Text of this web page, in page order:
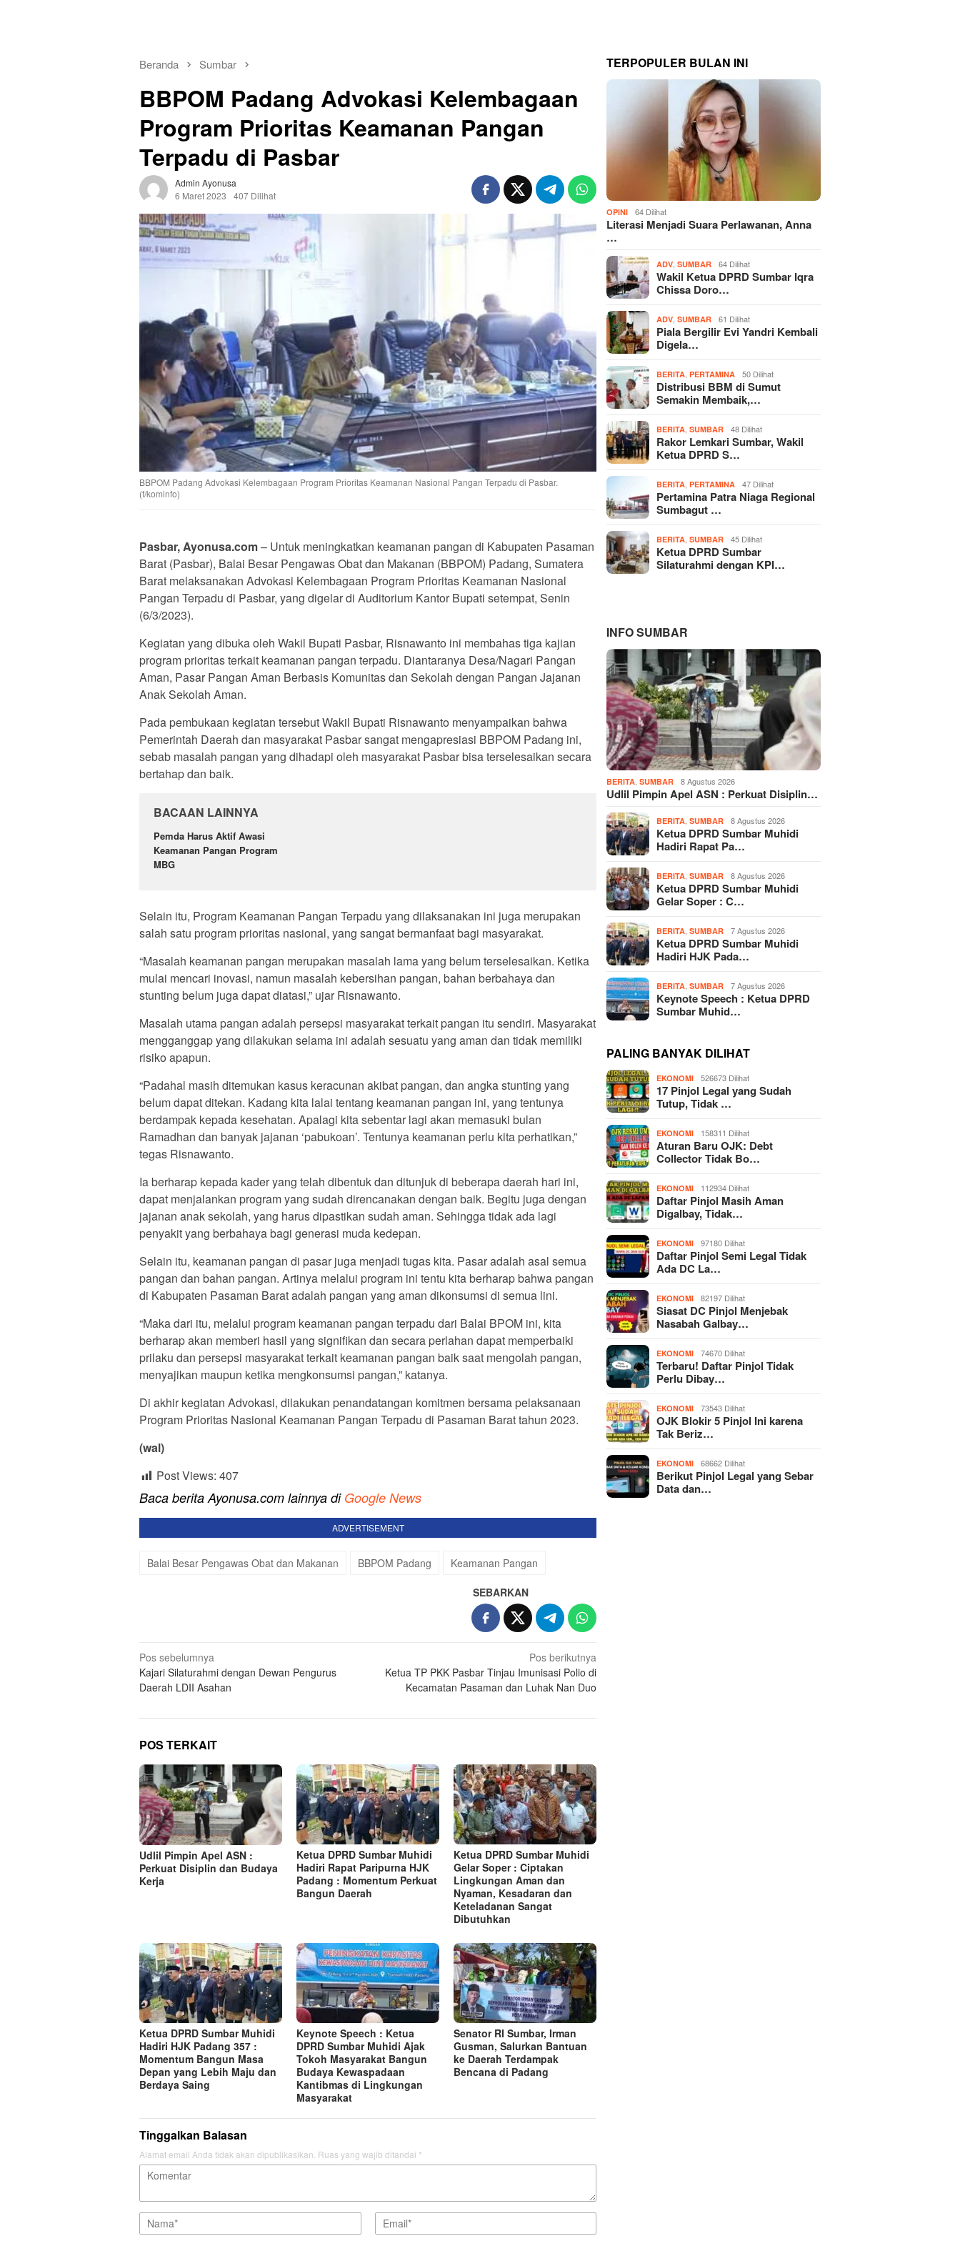
Beranda Sumbar
BBPOM Padang Advokasi Kelembagaan
Program Prioritas Keamanan Pangan
Terpadu di Pasbar
Admin Ayonusa
6 Maret 2023
407 Dilihat
BBPOM Padang Advokasi Kelembagaan Program Prioritas Keamanan Nasional Pangan Terpadu di Pasbar.
(f/kominfo)
Pasbar, Ayonusa.com– Untuk meningkatkan keamanan pangan di Kabupaten Pasaman
Barat (Pasbar), Balai Besar Pengawas Obat dan Makanan (BBPOM) Padang, Sumatera
Barat melaksanakan Advokasi Kelembagaan Program Prioritas Keamanan Nasional
Pangan Terpadu di Pasbar, yang digelar di Auditorium Kantor Bupati setempat, Senin
(6/3/2023).
Kegiatan yang dibuka oleh Wakil Bupati Pasbar, Risnawanto ini membahas tiga kajian
program prioritas terkait keamanan pangan terpadu. Diantaranya Desa/Nagari Pangan
Aman, Pasar Pangan Aman Berbasis Komunitas dan Sekolah dengan Pangan Jajanan
Anak Sekolah Aman.
Pada pembukaan kegiatan tersebut Wakil Bupati Risnawanto menyampaikan bahwa
Pemerintah Daerah dan masyarakat Pasbar sangat mengapresiasi BBPOM Padang ini,
sebab masalah pangan yang dihadapi oleh masyarakat Pasbar bisa terselesaikan secara
bertahap dan baik.
BACAAN LAINNYA
Pemda Harus Aktif Awasi
Keamanan Pangan Program
MBG
Selain itu, Program Keamanan Pangan Terpadu yang dilaksanakan ini juga merupakan
salah satu program prioritas nasional, yang sangat bermanfaat bagi masyarakat.
“Masalah keamanan pangan merupakan masalah lama yang belum terselesaikan. Ketika
mulai mencari inovasi, namun masalah kebersihan pangan, bahan berbahaya dan
stunting belum juga dapat diatasi,” ujar Risnawanto.
Masalah utama pangan adalah persepsi masyarakat terkait pangan itu sendiri. Masyarakat
mengganggap yang dilakukan selama ini adalah sesuatu yang aman dan tidak memiliki
risiko apapun.
“Padahal masih ditemukan kasus keracunan akibat pangan, dan angka stunting yang
belum dapat ditekan. Kadang kita lalai tentang keamanan pangan ini, yang tentunya
berdampak kepada kesehatan. Apalagi kita sebentar lagi akan memasuki bulan
Ramadhan dan banyak jajanan ‘pabukoan’. Tentunya keamanan perlu kita perhatikan,”
tegas Risnawanto.
Ia berharap kepada kader yang telah dibentuk dan ditunjuk di beberapa daerah hari ini,
dapat menjalankan program yang sudah direncanakan dengan baik. Begitu juga dengan
jajanan anak sekolah, yang harus dipastikan sudah aman. Sehingga tidak ada lagi
penyakit yang berbahaya bagi generasi muda kedepan.
Selain itu, keamanan pangan di pasar juga menjadi tugas kita. Pasar adalah asal semua
pangan dan bahan pangan. Artinya melalui program ini tentu kita berharap bahwa pangan
di Kabupaten Pasaman Barat adalah pangan yang aman dikonsumsi di semua lini.
“Maka dari itu, melalui program keamanan pangan terpadu dari Balai BPOM ini, kita
berharap akan memberi hasil yang signifikan dan secara perlahan dapat memperbaiki
prilaku dan persepsi masyarakat terkait keamanan pangan baik saat mengolah pangan,
menyajikan maupun ketika mengkonsumsi pangan,” katanya.
Di akhir kegiatan Advokasi, dilakukan penandatangan komitmen bersama pelaksanaan
Program Prioritas Nasional Keamanan Pangan Terpadu di Pasaman Barat tahun 2023.
(wal)
Post Views: 407
Baca berita Ayonusa.com lainnya di Google News
ADVERTISEMENT
Balai Besar Pengawas Obat dan Makanan BBPOM Padang Keamanan Pangan
SEBARKAN
Navigasi
pos
Pos sebelumnya
Kajari Silaturahmi dengan Dewan Pengurus
Daerah LDII Asahan
Pos berikutnya
Ketua TP PKK Pasbar Tinjau Imunisasi Polio di
Kecamatan Pasaman dan Luhak Nan Duo
POS TERKAIT
Udlil Pimpin Apel ASN :
Perkuat Disiplin dan Budaya
Kerja
Ketua DPRD Sumbar Muhidi
Hadiri Rapat Paripurna HJK
Padang : Momentum Perkuat
Bangun Daerah
Ketua DPRD Sumbar Muhidi
Gelar Soper : Ciptakan
Lingkungan Aman dan
Nyaman, Kesadaran dan
Keteladanan Sangat
Dibutuhkan
Ketua DPRD Sumbar Muhidi
Hadiri HJK Padang 357 :
Momentum Bangun Masa
Depan yang Lebih Maju dan
Berdaya Saing
Keynote Speech : Ketua
DPRD Sumbar Muhidi Ajak
Tokoh Masyarakat Bangun
Budaya Kewaspadaan
Kantibmas di Lingkungan
Masyarakat
Senator RI Sumbar, Irman
Gusman, Salurkan Bantuan
ke Daerah Terdampak
Bencana di Padang
Tinggalkan Balasan
Alamat email Anda tidak akan dipublikasikan. Ruas yang wajib ditandai *
TERPOPULER BULAN INI
OPINI 64 Dilihat
Literasi Menjadi Suara Perlawanan, Anna
…
ADV ,SUMBAR 64 Dilihat
Wakil Ketua DPRD Sumbar Iqra
Chissa Doro…
ADV ,SUMBAR 61 Dilihat
Piala Bergilir Evi Yandri Kembali
Digela…
BERITA ,PERTAMINA 50 Dilihat
Distribusi BBM di Sumut
Semakin Membaik,…
BERITA ,SUMBAR 48 Dilihat
Rakor Lemkari Sumbar, Wakil
Ketua DPRD S…
BERITA ,PERTAMINA 47 Dilihat
Pertamina Patra Niaga Regional
Sumbagut …
BERITA ,SUMBAR 45 Dilihat
Ketua DPRD Sumbar
Silaturahmi dengan KPI…
INFO SUMBAR
BERITA ,SUMBAR 8 Agustus 2026
Udlil Pimpin Apel ASN : Perkuat Disiplin…
BERITA ,SUMBAR 8 Agustus 2026
Ketua DPRD Sumbar Muhidi
Hadiri Rapat Pa…
BERITA ,SUMBAR 8 Agustus 2026
Ketua DPRD Sumbar Muhidi
Gelar Soper : C…
BERITA ,SUMBAR 7 Agustus 2026
Ketua DPRD Sumbar Muhidi
Hadiri HJK Pada…
BERITA ,SUMBAR 7 Agustus 2026
Keynote Speech : Ketua DPRD
Sumbar Muhid…
PALING BANYAK DILIHAT
EKONOMI 526673 Dilihat
17 Pinjol Legal yang Sudah
Tutup, Tidak …
EKONOMI 158311 Dilihat
Aturan Baru OJK: Debt
Collector Tidak Bo…
EKONOMI 112934 Dilihat
Daftar Pinjol Masih Aman
Digalbay, Tidak…
EKONOMI 97180 Dilihat
Daftar Pinjol Semi Legal Tidak
Ada DC La…
EKONOMI 82197 Dilihat
Siasat DC Pinjol Menjebak
Nasabah Galbay…
EKONOMI 74670 Dilihat
Terbaru! Daftar Pinjol Tidak
Perlu Dibay…
EKONOMI 73543 Dilihat
OJK Blokir 5 Pinjol Ini karena
Tak Beriz…
EKONOMI 68662 Dilihat
Berikut Pinjol Legal yang Sebar
Data dan…